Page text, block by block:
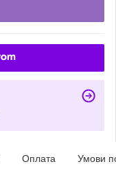
Оплата Умови